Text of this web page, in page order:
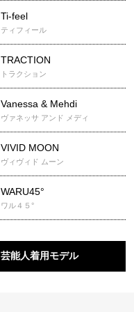
Ti-feel
ティフィール
TRACTION
トラクション
Vanessa & Mehdi
ヴァネッサ アンド メディ
VIVID MOON
ヴィヴィド ムーン
WARU45°
ワル４５°
芸能人着用モデル